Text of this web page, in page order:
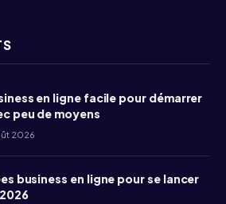
en ligne facile pour démarrer
peu de moyens
2026
business en ligne pour se lancer